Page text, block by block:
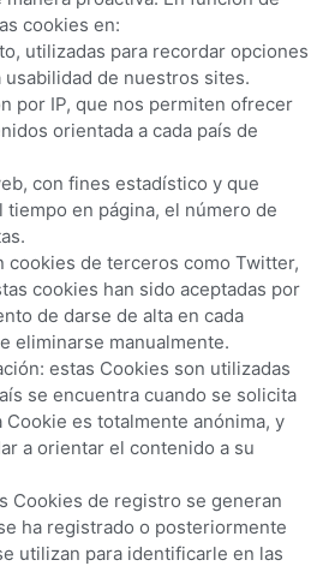
cookies en:
utilizadas para recordar opciones
de nuestros sites.
por IP, que nos permiten ofrecer
orientada a cada país de
con fines estadístico y que
tiempo en página, el número de
cookies de terceros como Twitter,
cookies han sido aceptadas por
de darse de alta en cada
eliminarse manualmente.
estas Cookies son utilizadas
se encuentra cuando se solicita
Cookie es totalmente anónima, y
a orientar el contenido a su
Cookies de registro se generan
ha registrado o posteriormente
utilizan para identificarle en las